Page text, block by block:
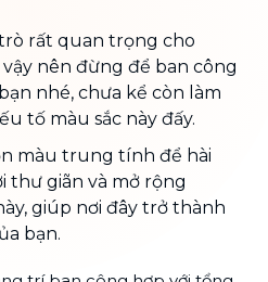
rất quan trọng cho
nên đừng để ban công
nhé, chưa kể còn làm
tố màu sắc này đấy.
màu trung tính để hài
thư giãn và mở rộng
giúp nơi đây trở thành
bạn.